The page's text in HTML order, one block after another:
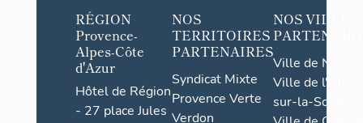
RÉGION
Provence-
Alpes-Côte
d'Azur
Hôtel de Région
- 27 place Jules
NOS
TERRITOIRES
PARTENAIRES
Syndicat Mixte
Provence Verte
Verdon
NOS VILLES
Ville de Nice
Ville de l'Isle-
sur-la-Sorgue